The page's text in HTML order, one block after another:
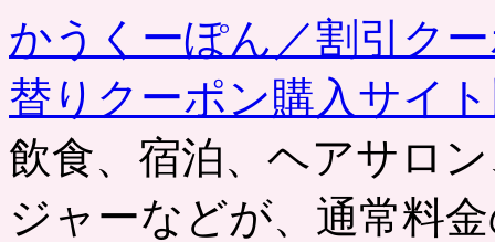
かうくーぽん／割引ク
替りクーポン購入サイ
飲食、宿泊、ヘアサロ
ジャーなどが、通常料